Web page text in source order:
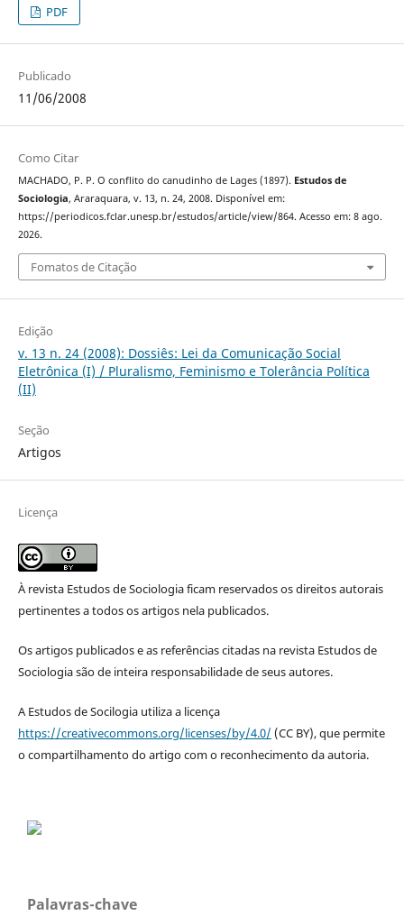
PDF
Publicado
11/06/2008
Como Citar
MACHADO, P. P. O conflito do canudinho de Lages (1897). Estudos de
Sociologia, Araraquara, v. 13, n. 24, 2008. Disponível em:
https://periodicos.fclar.unesp.br/estudos/article/view/864. Acesso em: 8 ago.
2026.
Fomatos de Citação
Edição
v. 13 n. 24 (2008): Dossiês: Lei da Comunicação Social
Eletrônica (I) / Pluralismo, Feminismo e Tolerância Política
(II)
Seção
Artigos
Licença
À revista Estudos de Sociologia ficam reservados os direitos autorais
pertinentes a todos os artigos nela publicados.
Os artigos publicados e as referências citadas na revista Estudos de
Sociologia são de inteira responsabilidade de seus autores.
A Estudos de Socilogia utiliza a licença
https://creativecommons.org/licenses/by/4.0/ (CC BY), que permite
o compartilhamento do artigo com o reconhecimento da autoria.
Palavras-chave